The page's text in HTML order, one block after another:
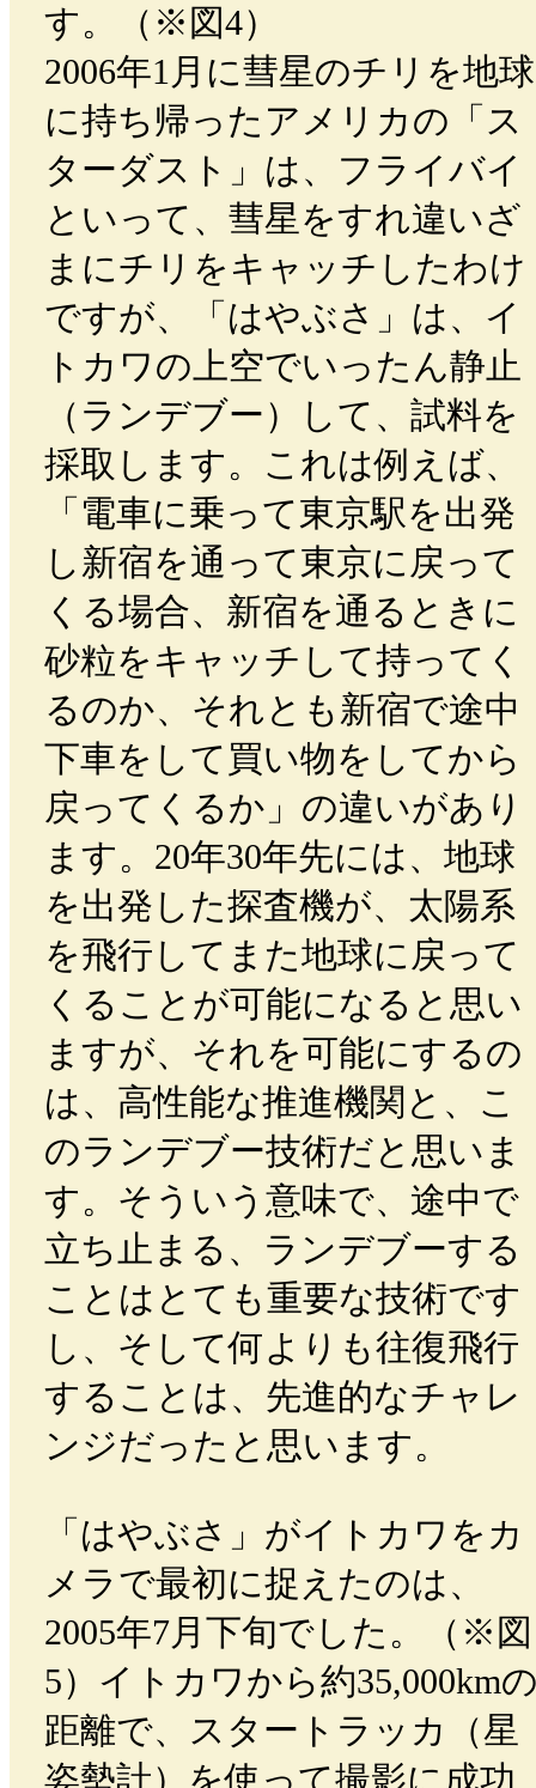
す。（※図4）
2006年1月に彗星のチリを地球
に持ち帰ったアメリカの「ス
ターダスト」は、フライバイ
といって、彗星をすれ違いざ
まにチリをキャッチしたわけ
ですが、「はやぶさ」は、イ
トカワの上空でいったん静止
（ランデブー）して、試料を
採取します。これは例えば、
「電車に乗って東京駅を出発
し新宿を通って東京に戻って
くる場合、新宿を通るときに
砂粒をキャッチして持ってく
るのか、それとも新宿で途中
下車をして買い物をしてから
戻ってくるか」の違いがあり
ます。20年30年先には、地球
を出発した探査機が、太陽系
を飛行してまた地球に戻って
くることが可能になると思い
ますが、それを可能にするの
は、高性能な推進機関と、こ
のランデブー技術だと思いま
す。そういう意味で、途中で
立ち止まる、ランデブーする
ことはとても重要な技術です
し、そして何よりも往復飛行
することは、先進的なチャレ
ンジだったと思います。
「はやぶさ」がイトカワをカ
メラで最初に捉えたのは、
2005年7月下旬でした。（※図
5）イトカワから約35,000km
距離で、スタートラッカ（星
姿勢計）を使って撮影に成功